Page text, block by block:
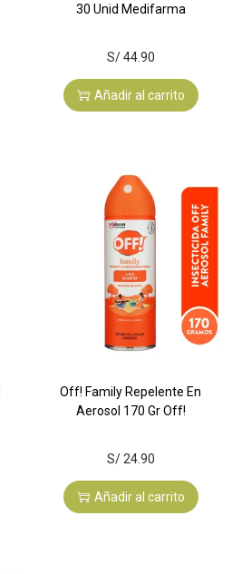
30 Unid Medifarma
S/44.90
Añadir al carrito
Off! Family Repelente En
Aerosol 170 Gr Off!
S/24.90
Añadir al carrito